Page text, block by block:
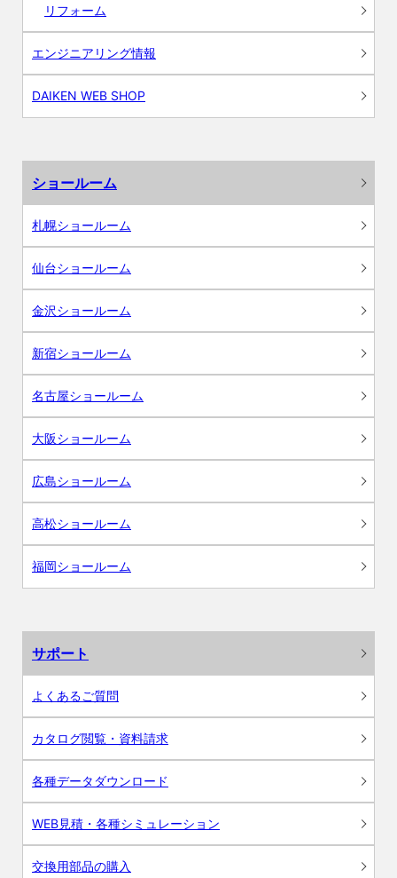
リフォーム
エンジニアリング情報
DAIKEN WEB SHOP
ショールーム
札幌ショールーム
仙台ショールーム
金沢ショールーム
新宿ショールーム
名古屋ショールーム
大阪ショールーム
広島ショールーム
高松ショールーム
福岡ショールーム
サポート
よくあるご質問
カタログ閲覧・資料請求
各種データダウンロード
WEB見積・各種シミュレーション
交換用部品の購入